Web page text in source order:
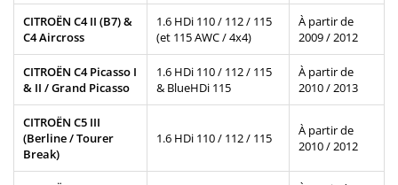
CITROËN C4 II (B7) &
C4 Aircross
1.6 HDi 110 / 112 / 115
(et 115 AWC / 4x4)
À partir de
2009 / 2012
CITROËN C4 Picasso I
& II / Grand Picasso
1.6 HDi 110 / 112 / 115
& BlueHDi 115
À partir de
2010 / 2013
CITROËN C5 III
(Berline / Tourer
Break)
1.6 HDi 110 / 112 / 115
À partir de
2010 / 2012